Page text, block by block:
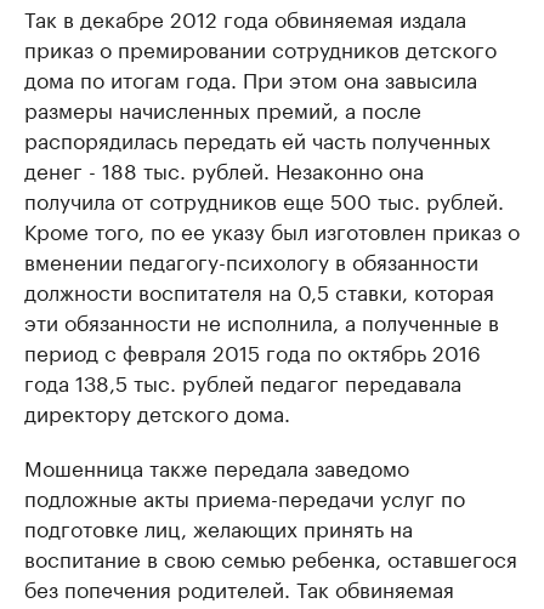
Так в декабре 2012 года обвиняемая издала
приказ о премировании сотрудников детского
дома по итогам года. При этом она завысила
размеры начисленных премий, а после
распорядилась передать ей часть полученных
денег - 188 тыс. рублей. Незаконно она
получила от сотрудников еще 500 тыс. рублей.
Кроме того, по ее указу был изготовлен приказ о
вменении педагогу-психологу в обязанности
должности воспитателя на 0,5 ставки, которая
эти обязанности не исполнила, а полученные в
период с февраля 2015 года по октябрь 2016
года 138,5 тыс. рублей педагог передавала
директору детского дома.
Мошенница также передала заведомо
подложные акты приема-передачи услуг по
подготовке лиц, желающих принять на
воспитание в свою семью ребенка, оставшегося
без попечения родителей. Так обвиняемая